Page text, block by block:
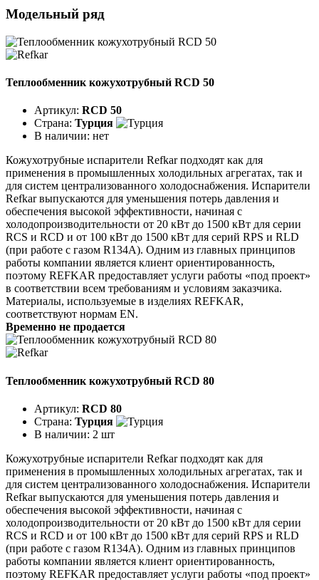
Модельный ряд
Теплообменник кожухотрубный RCD 50
Артикул: RCD 50
Страна: Турция
В наличии: нет
Кожухотрубные испарители Refkar подходят как для
применения в промышленных холодильных агрегатах, так и
для систем централизованного холодоснабжения. Испарители
Refkar выпускаются для уменьшения потерь давления и
обеспечения высокой эффективности, начиная с
холодопроизводительности от 20 кВт до 1500 кВт для серии
RCS и RCD и от 100 кВт до 1500 кВт для серий RPS и RLD
(при работе с газом R134A). Одним из главных принципов
работы компании является клиент ориентированность,
поэтому REFKAR предоставляет услуги работы «под проект»
в соответствии всем требованиям и условиям заказчика.
Материалы, используемые в изделиях REFKAR,
соответствуют нормам EN.
Временно не продается
Теплообменник кожухотрубный RCD 80
Артикул: RCD 80
Страна: Турция
В наличии: 2 шт
Кожухотрубные испарители Refkar подходят как для
применения в промышленных холодильных агрегатах, так и
для систем централизованного холодоснабжения. Испарители
Refkar выпускаются для уменьшения потерь давления и
обеспечения высокой эффективности, начиная с
холодопроизводительности от 20 кВт до 1500 кВт для серии
RCS и RCD и от 100 кВт до 1500 кВт для серий RPS и RLD
(при работе с газом R134A). Одним из главных принципов
работы компании является клиент ориентированность,
поэтому REFKAR предоставляет услуги работы «под проект»